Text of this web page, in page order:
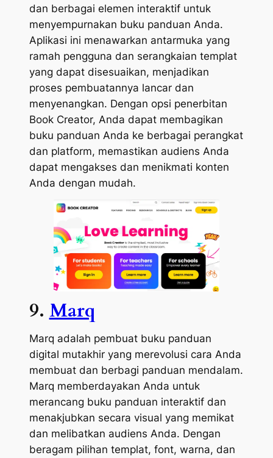
dan berbagai elemen interaktif untuk
menyempurnakan buku panduan Anda.
Aplikasi ini menawarkan antarmuka yang
ramah pengguna dan serangkaian templat
yang dapat disesuaikan, menjadikan
proses pembuatannya lancar dan
menyenangkan. Dengan opsi penerbitan
Book Creator, Anda dapat membagikan
buku panduan Anda ke berbagai perangkat
dan platform, memastikan audiens Anda
dapat mengakses dan menikmati konten
Anda dengan mudah.
9. Marq
Marq adalah pembuat buku panduan
digital mutakhir yang merevolusi cara Anda
membuat dan berbagi panduan mendalam.
Marq memberdayakan Anda untuk
merancang buku panduan interaktif dan
menakjubkan secara visual yang memikat
dan melibatkan audiens Anda. Dengan
beragam pilihan templat, font, warna, dan